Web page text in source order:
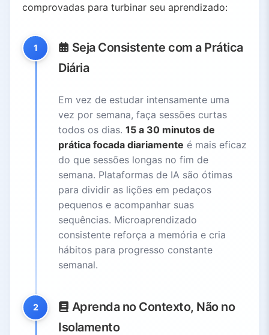
comprovadas para turbinar seu aprendizado:
1
Seja Consistente com a Prática
Diária
Em vez de estudar intensamente uma
vez por semana, faça sessões curtas
todos os dias. 15 a 30 minutos de
prática focada diariamente é mais eficaz
do que sessões longas no fim de
semana. Plataformas de IA são ótimas
para dividir as lições em pedaços
pequenos e acompanhar suas
sequências. Microaprendizado
consistente reforça a memória e cria
hábitos para progresso constante
semanal.
2
Aprenda no Contexto, Não no
Isolamento